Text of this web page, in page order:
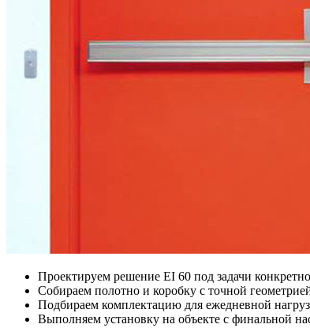
Проектируем решение EI 60 под задачи
Собираем полотно и коробку с точной
Подбираем комплектацию для ежедневной
Выполняем установку на объекте с финальной